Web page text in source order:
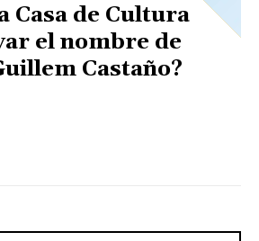
Casa de Cultura
el nombre de
Castaño?